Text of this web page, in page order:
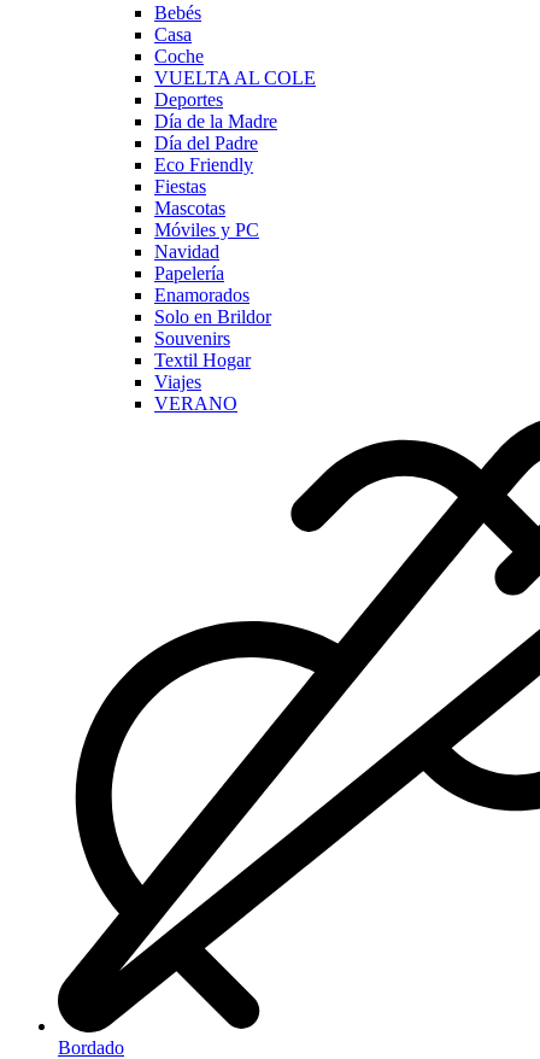
Bebés
Casa
Coche
VUELTA AL COLE
Deportes
Día de la Madre
Día del Padre
Eco Friendly
Fiestas
Mascotas
Móviles y PC
Navidad
Papelería
Enamorados
Solo en Brildor
Souvenirs
Textil Hogar
Viajes
VERANO
Bordado